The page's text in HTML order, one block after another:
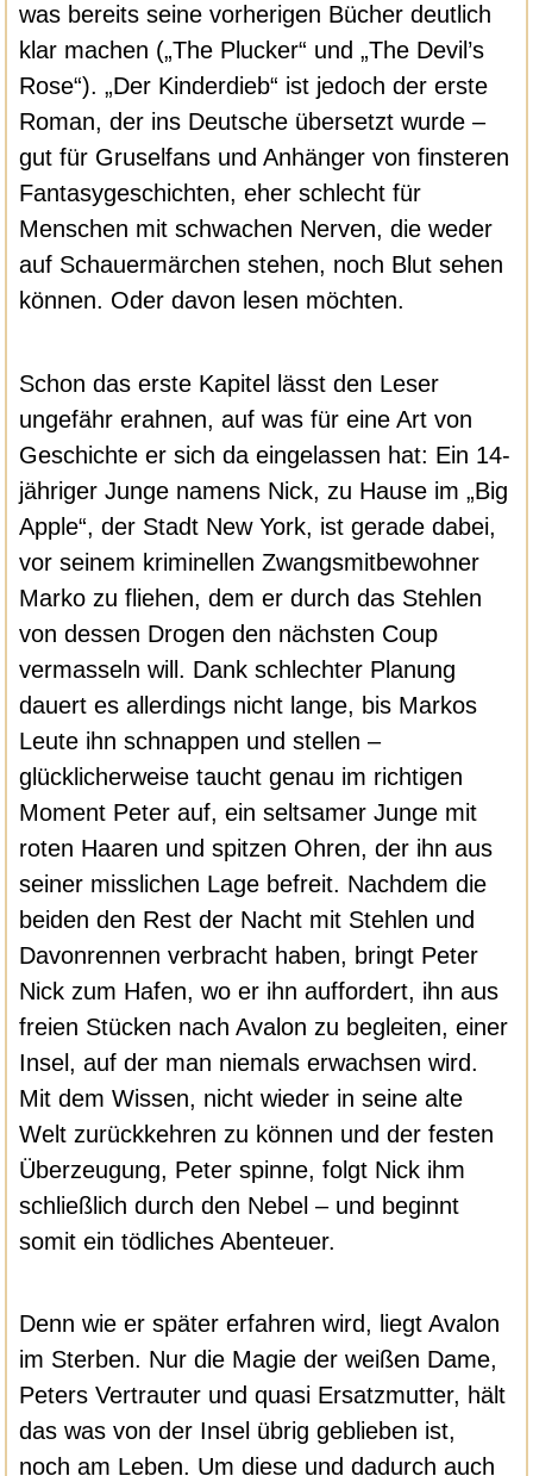
was bereits seine vorherigen Bücher deutlich
klar machen („The Plucker“ und „The Devil’s
Rose“). „Der Kinderdieb“ ist jedoch der erste
Roman, der ins Deutsche übersetzt wurde –
gut für Gruselfans und Anhänger von finsteren
Fantasygeschichten, eher schlecht für
Menschen mit schwachen Nerven, die weder
auf Schauermärchen stehen, noch Blut sehen
können. Oder davon lesen möchten.
Schon das erste Kapitel lässt den Leser
ungefähr erahnen, auf was für eine Art von
Geschichte er sich da eingelassen hat: Ein 14-
jähriger Junge namens Nick, zu Hause im „Big
Apple“, der Stadt New York, ist gerade dabei,
vor seinem kriminellen Zwangsmitbewohner
Marko zu fliehen, dem er durch das Stehlen
von dessen Drogen den nächsten Coup
vermasseln will. Dank schlechter Planung
dauert es allerdings nicht lange, bis Markos
Leute ihn schnappen und stellen –
glücklicherweise taucht genau im richtigen
Moment Peter auf, ein seltsamer Junge mit
roten Haaren und spitzen Ohren, der ihn aus
seiner misslichen Lage befreit. Nachdem die
beiden den Rest der Nacht mit Stehlen und
Davonrennen verbracht haben, bringt Peter
Nick zum Hafen, wo er ihn auffordert, ihn aus
freien Stücken nach Avalon zu begleiten, einer
Insel, auf der man niemals erwachsen wird.
Mit dem Wissen, nicht wieder in seine alte
Welt zurückkehren zu können und der festen
Überzeugung, Peter spinne, folgt Nick ihm
schließlich durch den Nebel – und beginnt
somit ein tödliches Abenteuer.
Denn wie er später erfahren wird, liegt Avalon
im Sterben. Nur die Magie der weißen Dame,
Peters Vertrauter und quasi Ersatzmutter, hält
das was von der Insel übrig geblieben ist,
noch am Leben. Um diese und dadurch auch